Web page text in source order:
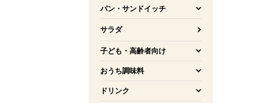
パン・サンドイッチ
を開く
サラダ
子ども・高齢者向け
を開く
おうち調味料
を開く
ドリンク
を開く